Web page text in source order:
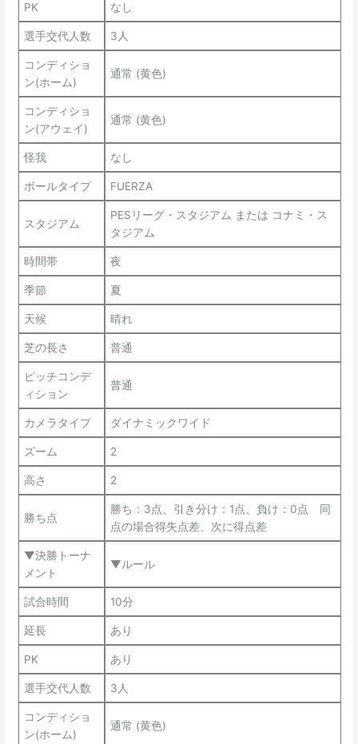
PK なし
選手交代人数 3人
コンディショ
ン(ホーム)
通常 (黄色)
コンディショ
ン(アウェイ)
通常 (黄色)
怪我 なし
ボールタイプ FUERZA
スタジアム
PESリーグ・スタジアム または コナミ・ス
タジアム
時間帯 夜
季節 夏
天候 晴れ
芝の長さ 普通
ピッチコンデ
ィション
普通
カメラタイプ ダイナミックワイド
ズーム 2
高さ 2
勝ち点
勝ち：3点、引き分け：1点、負け：0点 同
点の場合得失点差、次に得点差
▼決勝トーナ
メント
▼ルール
試合時間 10分
延長 あり
PK あり
選手交代人数 3人
コンディショ
ン(ホーム)
通常 (黄色)